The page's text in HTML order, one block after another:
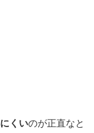
くいのが正直なと